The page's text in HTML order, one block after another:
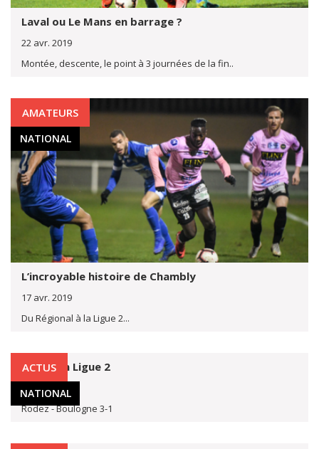
Laval ou Le Mans en barrage ?
22 avr. 2019
Montée, descente, le point à 3 journées de la fin..
AMATEURS
NATIONAL
L’incroyable histoire de Chambly
17 avr. 2019
Du Régional à la Ligue 2...
ACTUS
NATIONAL
Rodez en Ligue 2
11 avr. 2019
Rodez - Boulogne 3-1